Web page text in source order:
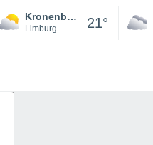
Kronenberg
Limburg 21°